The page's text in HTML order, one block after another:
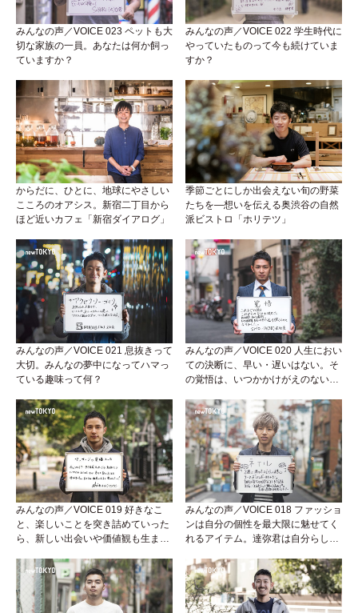
みんなの声／VOICE 023 ペットも大
切な家族の一員。あなたは何か飼っ
ていますか？
みんなの声／VOICE 022 学生時代に
やっていたものって今も続けていま
すか？
からだに、ひとに、地球にやさしい
こころのオアシス。新宿二丁目から
ほど近いカフェ「新宿ダイアログ」
季節ごとにしか出会えない旬の野菜
たちを―想いを伝える奥渋谷の自然
派ビストロ「ホリテツ」
みんなの声／VOICE 021 息抜きって
大切。みんなの夢中になってハマっ
ている趣味って何？
みんなの声／VOICE 020 人生におい
ての決断に、早い・遅いはない。そ
の覚悟は、いつかかけがえのない宝
みんなの声／VOICE 019 好きなこ
と、楽しいことを突き詰めていった
ら、新しい出会いや価値観も生まれ
ね！
みんなの声／VOICE 018 ファッショ
ンは自分の個性を最大限に魅せてく
れるアイテム。達弥君は自分らしく